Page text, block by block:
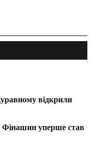
відкрили
Фінашин уперше став